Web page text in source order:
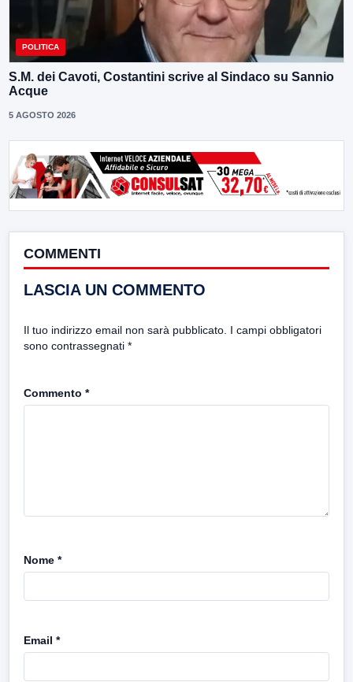
POLITICA
S.M. dei Cavoti, Costantini scrive al Sindaco su Sannio
Acque
5 AGOSTO 2026
COMMENTI
LASCIA UN COMMENTO
Il tuo indirizzo email non sarà pubblicato. I campi obbligatori
sono contrassegnati *
Commento *
Nome *
Email *